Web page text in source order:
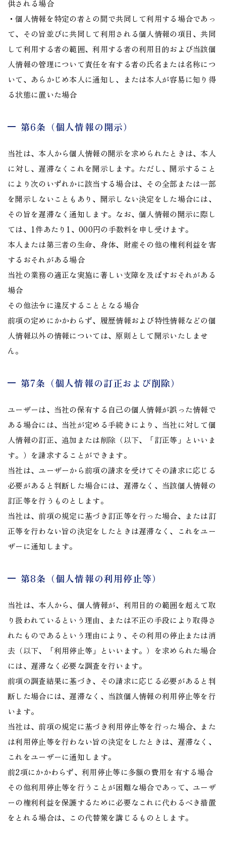
供される場合
・個人情報を特定の者との間で共同して利用する場合であっ
て、その旨並びに共同して利用される個人情報の項目、共同
して利用する者の範囲、利用する者の利用目的および当該個
人情報の管理について責任を有する者の氏名または名称につ
いて、あらかじめ本人に通知し、または本人が容易に知り得
る状態に置いた場合
第6条（個人情報の開示）
当社は、本人から個人情報の開示を求められたときは、本人
に対し、遅滞なくこれを開示します。ただし、開示すること
により次のいずれかに該当する場合は、その全部または一部
を開示しないこともあり、開示しない決定をした場合には、
その旨を遅滞なく通知します。なお、個人情報の開示に際し
ては、1件あたり1、000円の手数料を申し受けます。
本人または第三者の生命、身体、財産その他の権利利益を害
するおそれがある場合
当社の業務の適正な実施に著しい支障を及ぼすおそれがある
場合
その他法令に違反することとなる場合
前項の定めにかかわらず、履歴情報および特性情報などの個
人情報以外の情報については、原則として開示いたしませ
ん。
第7条（個人情報の訂正および削除）
ユーザーは、当社の保有する自己の個人情報が誤った情報で
ある場合には、当社が定める手続きにより、当社に対して個
人情報の訂正、追加または削除（以下、「訂正等」といいま
す。）を請求することができます。
当社は、ユーザーから前項の請求を受けてその請求に応じる
必要があると判断した場合には、遅滞なく、当該個人情報の
訂正等を行うものとします。
当社は、前項の規定に基づき訂正等を行った場合、または訂
正等を行わない旨の決定をしたときは遅滞なく、これをユー
ザーに通知します。
第8条（個人情報の利用停止等）
当社は、本人から、個人情報が、利用目的の範囲を超えて取
り扱われているという理由、または不正の手段により取得さ
れたものであるという理由により、その利用の停止または消
去（以下、「利用停止等」といいます。）を求められた場合
には、遅滞なく必要な調査を行います。
前項の調査結果に基づき、その請求に応じる必要があると判
断した場合には、遅滞なく、当該個人情報の利用停止等を行
います。
当社は、前項の規定に基づき利用停止等を行った場合、また
は利用停止等を行わない旨の決定をしたときは、遅滞なく、
これをユーザーに通知します。
前2項にかかわらず、利用停止等に多額の費用を有する場合
その他利用停止等を行うことが困難な場合であって、ユーザ
ーの権利利益を保護するために必要なこれに代わるべき措置
をとれる場合は、この代替策を講じるものとします。